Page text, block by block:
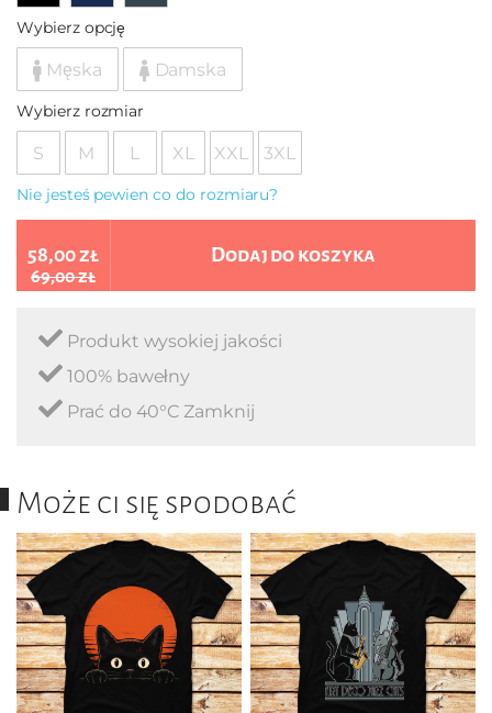
Wybierz opcję
Męska Damska
Wybierz rozmiar
S M L XL XXL 3XL
Nie jesteś pewien co do rozmiaru?
58,00 zł
69,00 zł
Dodaj do koszyka
Produkt wysokiej jakości
100% bawełny
Prać do 40°C Zamknij
Może ci się spodobać